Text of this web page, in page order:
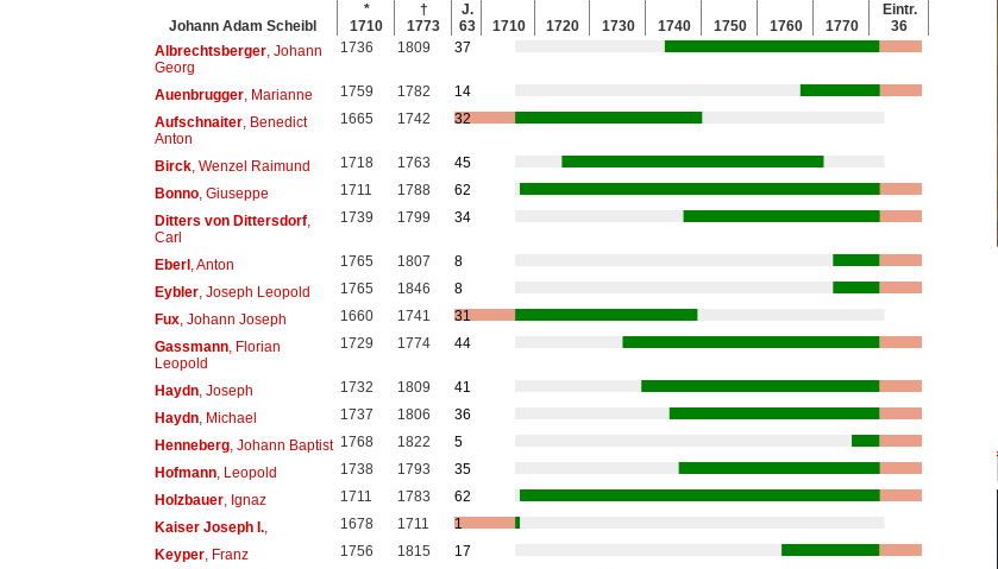
Johann Adam Scheibl
*
1710
†
1773
J.
63
1710 1720 1730 1740 1750 1760 1770
Eintr.
36
Albrechtsberger, Johann
Georg
1736 1809 37
Auenbrugger, Marianne 1759 1782
14
Aufschnaiter, Benedict
Anton
1665 1742 32
Birck, Wenzel Raimund 1718 1763
45
Bonno, Giuseppe 1711 1788
62
Ditters von Dittersdorf,
Carl
1739 1799 34
Eberl, Anton 1765 1807
8
Eybler, Joseph Leopold 1765 1846
8
Fux, Johann Joseph 1660 1741
31
Gassmann, Florian
Leopold
1729 1774 44
Haydn, Joseph 1732 1809
41
Haydn, Michael 1737 1806
36
Henneberg, Johann Baptist 1768 1822
5
Hofmann, Leopold 1738 1793
35
Holzbauer, Ignaz 1711 1783
62
Kaiser Joseph I., 1678 1711
1
Keyper, Franz 1756 1815
17